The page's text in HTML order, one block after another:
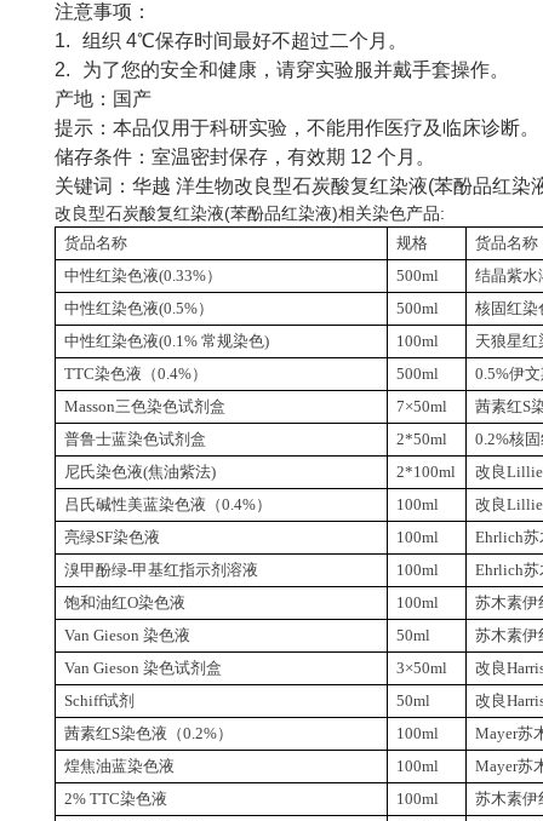
注意事项：
1.
组织 4℃保存时间最好不超过二个月。
2.
为了您的安全和健康，请穿实验服并戴手套操作。
产地：国产
提示：本品仅用于科研实验，不能用作医疗及临床诊断。
储存条件：室温密封保存，有效期 12 个月。
关键词：华越 洋生物改良型石炭酸复红染液(苯酚品红染
改良型石炭酸复红染液(苯酚品红染液)相关染色产品:
货品名称 规格
货品名称
中性红染色液(0.33%） 500ml
结晶紫水
中性红染色液(0.5%） 500ml
核固红染
中性红染色液(0.1%常规染色) 100ml
天狼星红
TTC染色液（0.4%） 500ml 0.5%伊
Masson三色染色试剂盒 7×50ml 茜素红S
普鲁士蓝染色试剂盒
2*50ml 0.2%核
尼氏染色液(焦油紫法) 2*100ml 改良
吕氏碱性美蓝染色液（0.4%） 100ml 改良
亮绿SF染色液 100ml Ehrlich苏
溴甲酚绿-甲基红指示剂溶液 100ml Ehrlich苏
饱和油红O染色液 100ml
苏木素伊
Van Gieson染色液 50ml
苏木素伊
Van Gieson染色试剂盒 3×50ml 改良
Schiff试剂 50ml 改良
茜素红S染色液（0.2%） 100ml Mayer苏
煌焦油蓝染色液
100ml Mayer苏
2% TTC染色液 100ml
苏木素伊